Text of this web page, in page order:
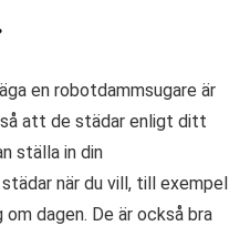
en robotdammsugare är
att de städar enligt ditt
ställa in din
när du vill, till exempel
dagen. De är också bra